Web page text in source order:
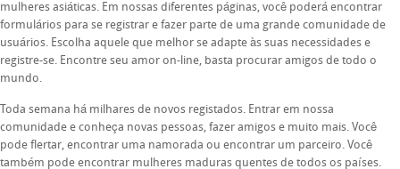
mulheres asiáticas. Em nossas diferentes páginas, você poderá encontrar
formulários para se registrar e fazer parte de uma grande comunidade de
usuários. Escolha aquele que melhor se adapte às suas necessidades e
registre-se. Encontre seu amor on-line, basta procurar amigos de todo o
mundo.
Toda semana há milhares de novos registados. Entrar em nossa
comunidade e conheça novas pessoas, fazer amigos e muito mais. Você
pode flertar, encontrar uma namorada ou encontrar um parceiro. Você
também pode encontrar mulheres maduras quentes de todos os países.